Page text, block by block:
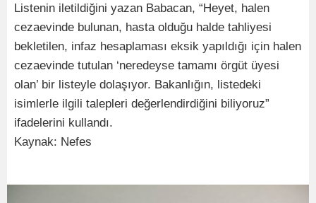
Listenin iletildiğini yazan Babacan, “Heyet, halen
cezaevinde bulunan, hasta olduğu halde tahliyesi
bekletilen, infaz hesaplaması eksik yapıldığı için halen
cezaevinde tutulan ‘neredeyse tamamı örgüt üyesi
olan’ bir listeyle dolaşıyor. Bakanlığın, listedeki
isimlerle ilgili talepleri değerlendirdiğini biliyoruz”
ifadelerini kullandı.
Kaynak: Nefes